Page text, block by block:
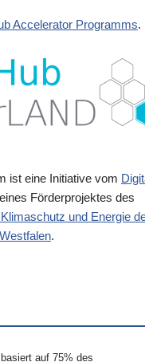
Accelerator Programms.
ist eine Initiative vom
Förderprojektes des
und Energie
.
auf 75% des